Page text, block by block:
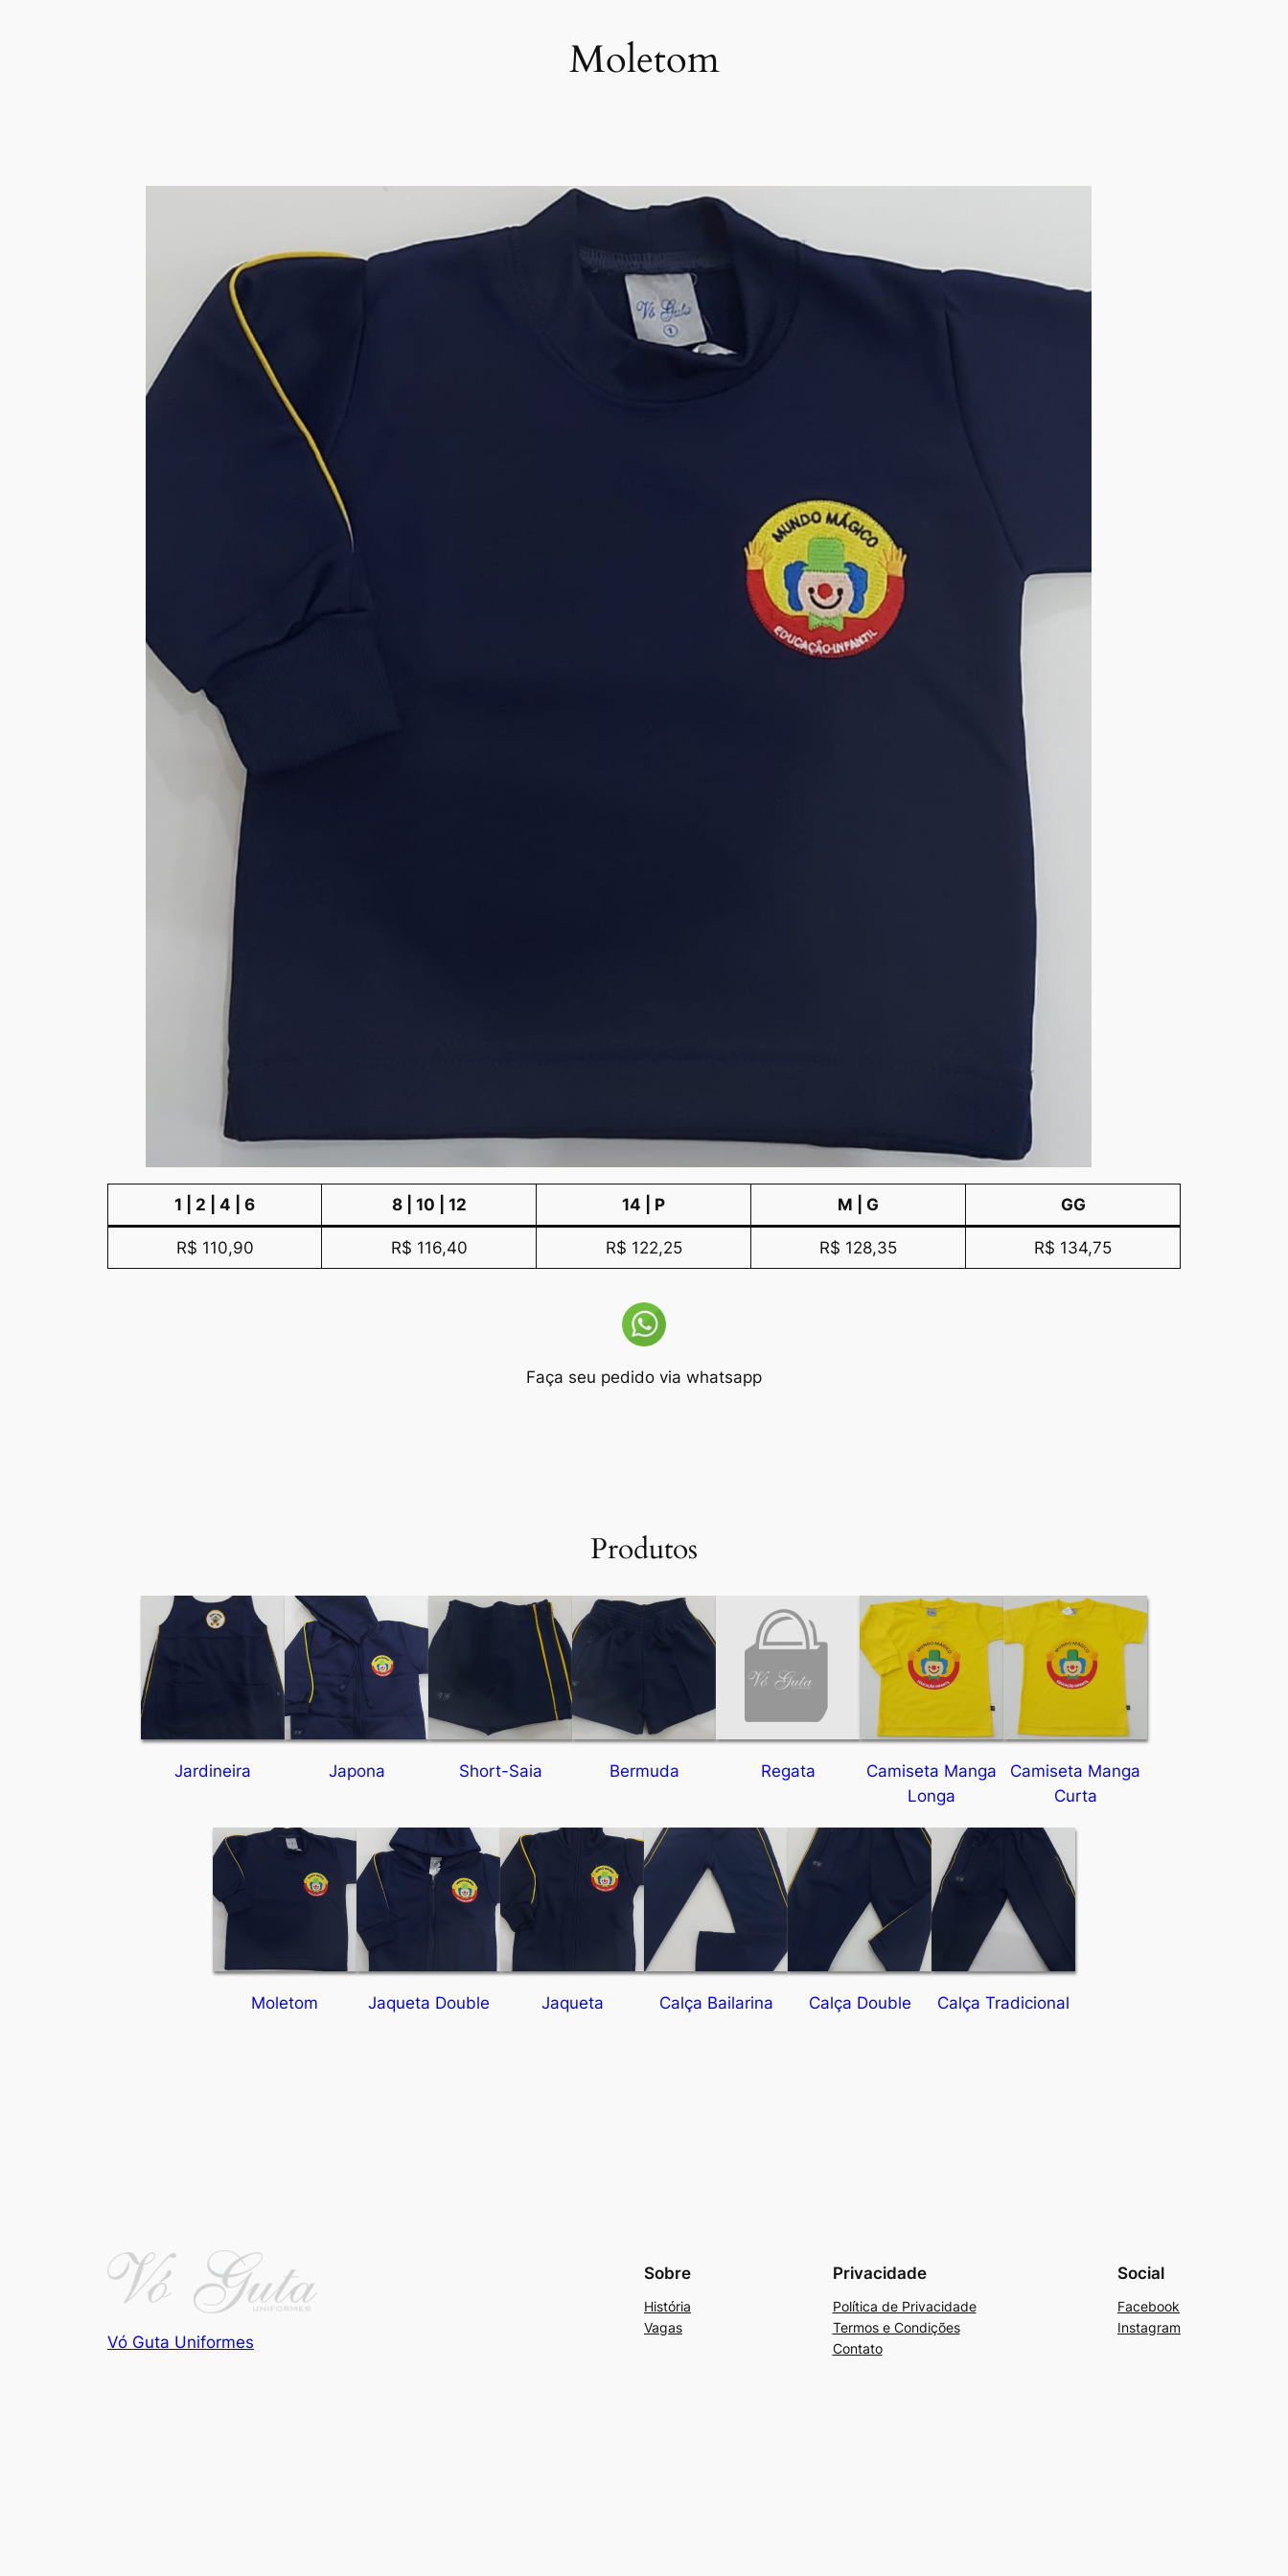
Moletom
1 | 2 | 4 | 6 8 | 10 | 12 14 | P M | G GG
R$ 110,90 R$ 116,40 R$ 122,25 R$ 128,35 R$ 134,75
Faça seu pedido via whatsapp
Produtos
Jardineira Japona Short-Saia Bermuda Regata
Camiseta Manga
Longa
Camiseta Manga
Curta
Moletom Jaqueta Double Jaqueta Calça Bailarina Calça Double Calça Tradicional
Vó Guta Uniformes
Sobre
História
Vagas
Privacidade
Política de Privacidade
Termos e Condições
Contato
Social
Facebook
Instagram